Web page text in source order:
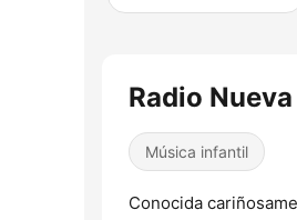
Radio
Música infantil
Conocida